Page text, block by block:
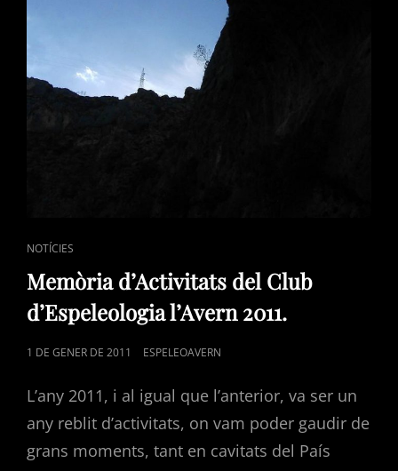
CAT
LINKS
NOTÍCIES
Memòria d’Activitats del Club
d’Espeleologia l’Avern 2011.
POSTED
1 DE GENER DE 2011 ESPELEOAVERN
L’any 2011, i al igual que l’anterior, va ser un
any reblit d’activitats, on vam poder gaudir de
grans moments, tant en cavitats del País